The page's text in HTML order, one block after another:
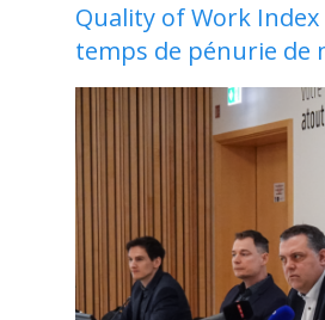
Quality of Work
temps de pénurie de